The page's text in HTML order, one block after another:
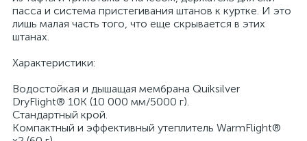
пасса и система пристегивания штанов к куртке. И это
лишь малая часть того, что еще скрывается в этих
штанах.
Характеристики:
Водостойкая и дышащая мембрана Quiksilver
DryFlight® 10K (10 000 мм/5000 г).
Стандартный крой.
Компактный и эффективный утеплитель WarmFlight®